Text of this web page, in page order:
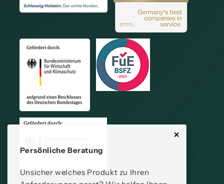
Persönliche Beratung
Unsicher welches Produkt zu Ihren